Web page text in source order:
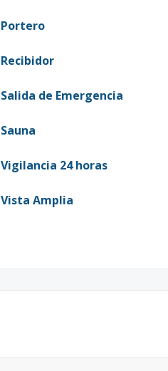
Portero
Recibidor
Salida de Emergencia
Sauna
Vigilancia 24 horas
Vista Amplia